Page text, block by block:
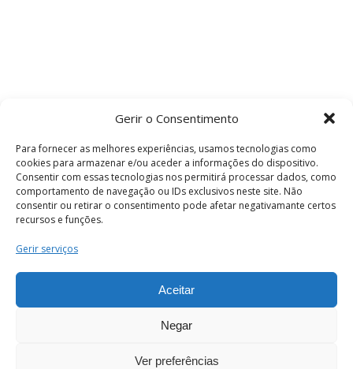
Gerir o Consentimento
Para fornecer as melhores experiências, usamos tecnologias como
cookies para armazenar e/ou aceder a informações do dispositivo.
Consentir com essas tecnologias nos permitirá processar dados, como
comportamento de navegação ou IDs exclusivos neste site. Não
consentir ou retirar o consentimento pode afetar negativamante certos
recursos e funções.
Gerir serviços
Aceitar
Negar
Ver preferências
Termos e Condições
os direitos reservados.